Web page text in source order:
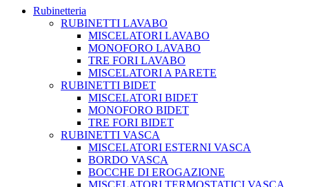
Rubinetteria
RUBINETTI LAVABO
MISCELATORI LAVABO
MONOFORO LAVABO
TRE FORI LAVABO
MISCELATORI A PARETE
RUBINETTI BIDET
MISCELATORI BIDET
MONOFORO BIDET
TRE FORI BIDET
RUBINETTI VASCA
MISCELATORI ESTERNI VASCA
BORDO VASCA
BOCCHE DI EROGAZIONE
MISCELATORI TERMOSTATICI VASCA